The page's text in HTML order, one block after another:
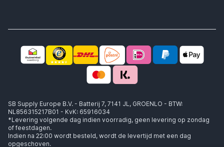
SB Supply Europe B.V. - Batterij 7, 7141 JL, GROENLO - BTW:
NL856315217B01 - KvK: 65916034
*Levering volgende dag indien voorradig, geen levering op zondag
of feestdagen.
Indien na 22:00 wordt besteld, wordt de levertijd met een dag
opgeschoven.